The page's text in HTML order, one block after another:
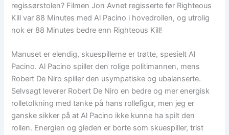
regissørstolen? Filmen Jon Avnet regisserte før Righteous
Kill var 88 Minutes med Al Pacino i hovedrollen, og utrolig
nok er 88 Minutes bedre enn Righteous Kill!
Manuset er elendig, skuespillerne er trøtte, spesielt Al
Pacino. Al Pacino spiller den rolige politimannen, mens
Robert De Niro spiller den usympatiske og ubalanserte.
Selvsagt leverer Robert De Niro en bedre og mer energisk
rolletolkning med tanke på hans rollefigur, men jeg er
ganske sikker på at Al Pacino ikke kunne ha spilt den
rollen. Energien og gleden er borte som skuespiller, trist